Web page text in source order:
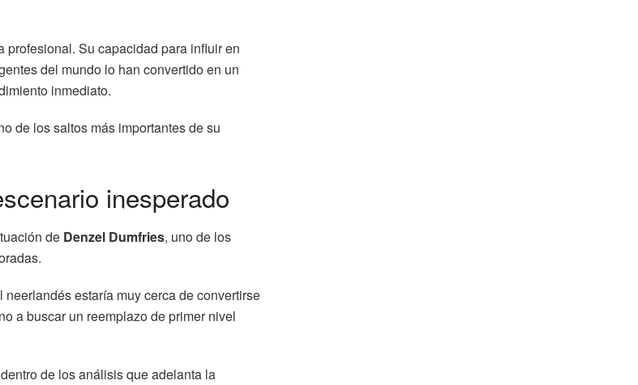
profesional. Su capacidad para influir en
del mundo lo han convertido en un
inmediato.
de los saltos más importantes de su
inesperado
de Denzel Dumfries, uno de los
estaría muy cerca de convertirse
a buscar un reemplazo de primer nivel
de los análisis que adelanta la